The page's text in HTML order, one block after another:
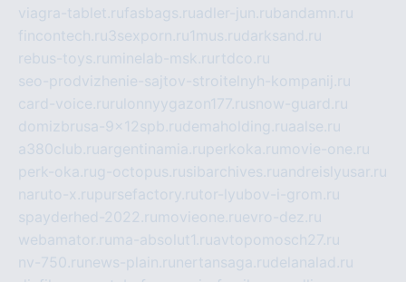
viagra-tablet.rufasbags.ruadler-jun.rubandamn.ru
fincontech.ru3sexporn.ru1mus.rudarksand.ru
rebus-toys.ru minelab-msk.ru rtdco.ru
seo-prodvizhenie-sajtov-stroitelnyh-kompanij.ru
card-voice.ru rulonnyygazon177.rusnow-guard.ru
domizbrusa-9x12spb.rudemaholding.ruaalse.ru
a380club.ruargentinamia.ruperkoka.ru movie-one.ru
perk-oka.rug-octopus.rusibarchives.ruandreislyusar.ru
naruto-x.rupursefactory.rutor-lyubov-i-grom.ru
spayderhed-2022.ru movieone.ruevro-dez.ru
webamator.ru ma-absolut1.ruavtopomosch27.ru
nv-750.ru news-plain.ru nertansaga.rudelanalad.ru